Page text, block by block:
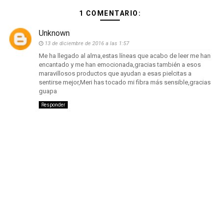
1 COMENTARIO:
Unknown
13 de diciembre de 2016 a las 1:57
Me ha llegado al alma,estas líneas que acabo de leer me han
encantado y me han emocionada,gracias también a esos
maravillosos productos que ayudan a esas pielcitas a
sentirse mejor,Meri has tocado mi fibra más sensible,gracias
guapa
Responder